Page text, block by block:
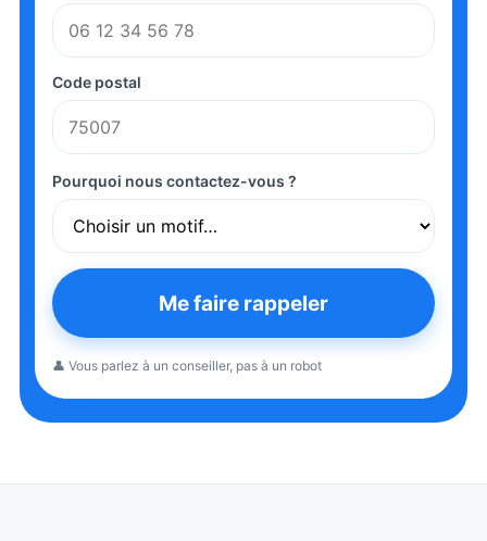
Code postal
Pourquoi nous contactez-vous ?
Me faire rappeler
👤 Vous parlez à un conseiller, pas à un robot